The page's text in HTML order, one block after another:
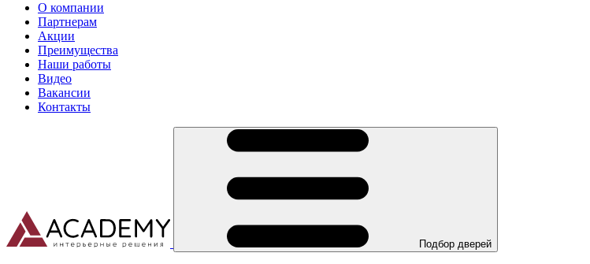
О компании
Партнерам
Акции
Преимущества
Наши работы
Видео
Вакансии
Контакты
Подбор дверей